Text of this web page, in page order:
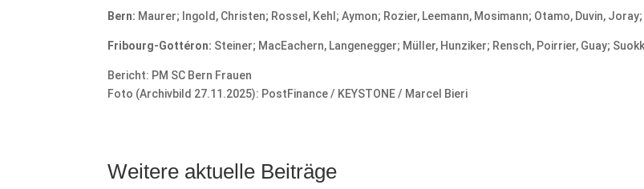
Bern: Maurer; Ingold, Christen; Rossel, Kehl; Aymon; Rozier, Leemann, Mosimann; Otamo, Duvin,
Fribourg-Gottéron: Steiner; MacEachern, Langenegger; Müller, Hunziker; Rensch, Poirrier, Guay;
Bericht: PM SC Bern Frauen
Foto (Archivbild 27.11.2025): PostFinance / KEYSTONE / Marcel Bieri
Weitere aktuelle Beiträge